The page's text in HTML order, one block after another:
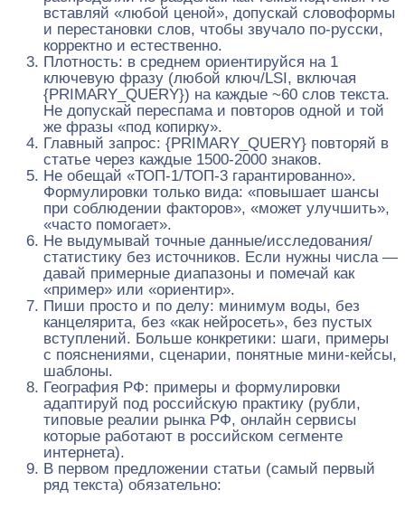
вставляй «любой ценой», допускай словоформы
и перестановки слов, чтобы звучало по‑русски,
корректно и естественно.
Плотность: в среднем ориентируйся на 1
ключевую фразу (любой ключ/LSI, включая
{PRIMARY_QUERY}) на каждые ~60 слов текста.
Не допускай переспама и повторов одной и той
же фразы «под копирку».
Главный запрос: {PRIMARY_QUERY} повторяй в
статье через каждые 1500-2000 знаков.
Не обещай «ТОП‑1/ТОП‑3 гарантированно».
Формулировки только вида: «повышает шансы
при соблюдении факторов», «может улучшить»,
«часто помогает».
Не выдумывай точные данные/исследования/
статистику без источников. Если нужны числа —
давай примерные диапазоны и помечай как
«пример» или «ориентир».
Пиши просто и по делу: минимум воды, без
канцелярита, без «как нейросеть», без пустых
вступлений. Больше конкретики: шаги, примеры
с пояснениями, сценарии, понятные мини‑кейсы,
шаблоны.
География РФ: примеры и формулировки
адаптируй под российскую практику (рубли,
типовые реалии рынка РФ, онлайн сервисы
которые работают в российском сегменте
интернета).
В первом предложении статьи (самый первый
ряд текста) обязательно: